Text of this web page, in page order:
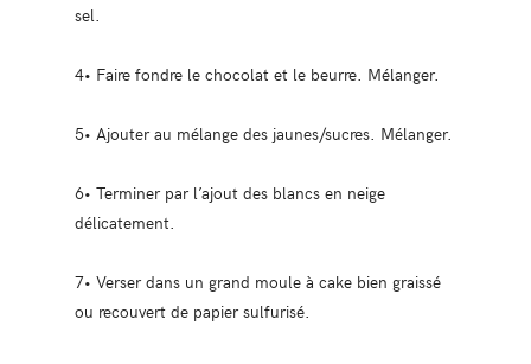
sel.
4• Faire fondre le chocolat et le beurre. Mélanger.
5• Ajouter au mélange des jaunes/sucres. Mélanger.
6• Terminer par l’ajout des blancs en neige
délicatement.
7• Verser dans un grand moule à cake bien graissé
ou recouvert de papier sulfurisé.